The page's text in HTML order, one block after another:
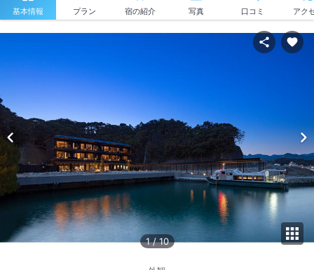
基本情報 プラン 宿の紹介 写真 口コミ アク
1 /10